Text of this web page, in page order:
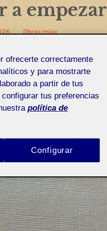
a empezar
Obras mías
ofrecerte correctamente
y para mostrarte
a partir de tus
tus preferencias
política de
Configurar